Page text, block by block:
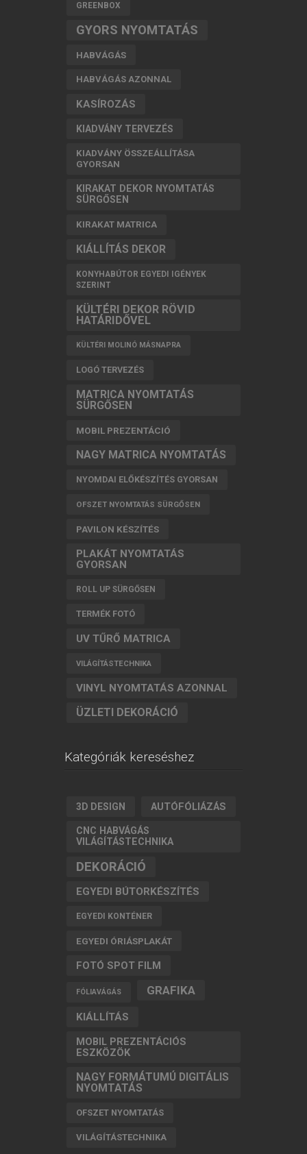
GREENBOX
GYORS NYOMTATÁS
HABVÁGÁS
HABVÁGÁS AZONNAL
KASÍROZÁS
KIADVÁNY TERVEZÉS
KIADVÁNY ÖSSZEÁLLÍTÁSA
GYORSAN
KIRAKAT DEKOR NYOMTATÁS
SÜRGŐSEN
KIRAKAT MATRICA
KIÁLLÍTÁS DEKOR
KONYHABÚTOR EGYEDI IGÉNYEK
SZERINT
KÜLTÉRI DEKOR RÖVID
HATÁRIDŐVEL
KÜLTÉRI MOLINÓ MÁSNAPRA
LOGÓ TERVEZÉS
MATRICA NYOMTATÁS
SÜRGŐSEN
MOBIL PREZENTÁCIÓ
NAGY MATRICA NYOMTATÁS
NYOMDAI ELŐKÉSZÍTÉS GYORSAN
OFSZET NYOMTATÁS SÜRGŐSEN
PAVILON KÉSZÍTÉS
PLAKÁT NYOMTATÁS
GYORSAN
ROLL UP SÜRGŐSEN
TERMÉK FOTÓ
UV TŰRŐ MATRICA
VILÁGÍTÁSTECHNIKA
VINYL NYOMTATÁS AZONNAL
ÜZLETI DEKORÁCIÓ
Kategóriák kereséshez
3D DESIGN AUTÓFÓLIÁZÁS
CNC HABVÁGÁS
VILÁGÍTÁSTECHNIKA
DEKORÁCIÓ
EGYEDI BÚTORKÉSZÍTÉS
EGYEDI KONTÉNER
EGYEDI ÓRIÁSPLAKÁT
FOTÓ SPOT FILM
FÓLIAVÁGÁS GRAFIKA
KIÁLLÍTÁS
MOBIL PREZENTÁCIÓS
ESZKÖZÖK
NAGY FORMÁTUMÚ DIGITÁLIS
NYOMTATÁS
OFSZET NYOMTATÁS
VILÁGÍTÁSTECHNIKA